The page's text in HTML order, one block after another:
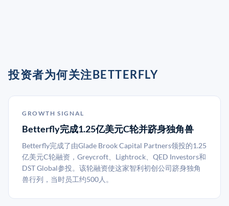
投资者为何关注BETTERFLY
GROWTH SIGNAL
Betterfly完成1.25亿美元C轮并跻身独角兽
Betterfly完成了由Glade Brook Capital Partners领投的1.25
亿美元C轮融资，Greycroft、Lightrock、QED Investors和
DST Global参投。该轮融资使这家智利初创公司跻身独角
兽行列，当时员工约500人。